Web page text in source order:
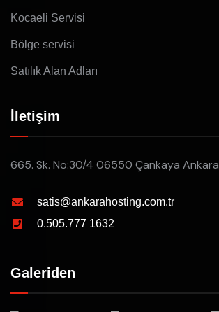
Kocaeli Servisi
Bölge servisi
Satılık Alan Adları
İletişim
665. Sk. No:30/4 06550 Çankaya Ankara
satis@ankarahosting.com.tr
0.505.777 1632
Galeriden